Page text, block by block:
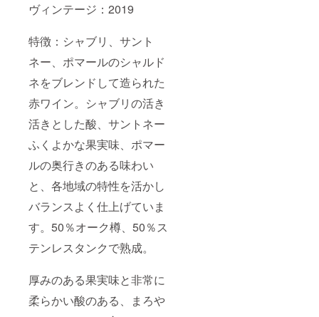
ヴィンテージ：2019
特徴：シャブリ、サント
ネー、ポマールのシャルド
ネをブレンドして造られた
赤ワイン。シャブリの活き
活きとした酸、サントネー
ふくよかな果実味、ポマー
ルの奥行きのある味わい
と、各地域の特性を活かし
バランスよく仕上げていま
す。50％オーク樽、50％ス
テンレスタンクで熟成。
厚みのある果実味と非常に
柔らかい酸のある、まろや